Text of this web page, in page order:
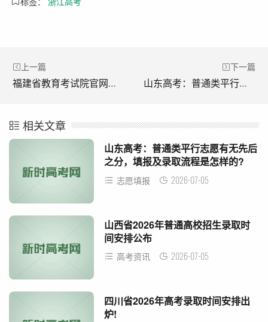
上一篇
福建省教育考试院官网（https://www.eeafj.cn）志愿填报入口
下一篇
山东高考：普通类平行志愿有无先后之分，填报及录取流程是怎样的?
相关文章
山东高考：普通类平行志愿有无先后
之分，填报及录取流程是怎样的?
志愿填报 2026-07-05
山西省2026年普通高校招生录取时
间安排公布
高考资讯 2026-07-05
四川省2026年高考录取时间安排出
炉!